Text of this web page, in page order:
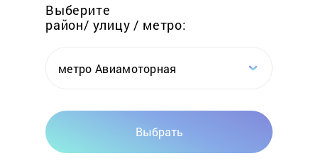
Emtas
Erdo
Esbit
Выберите
район/ улицу / метро:
метро Авиамоторная
Выбрать